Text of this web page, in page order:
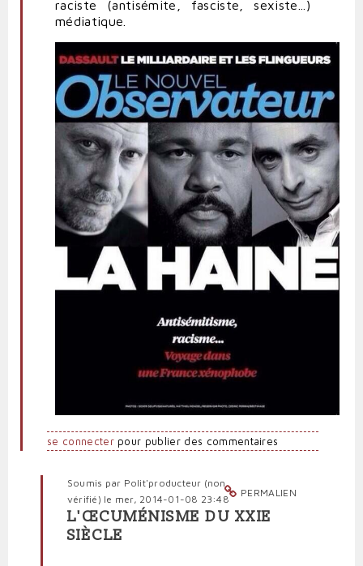
raciste (antisémite, fasciste, sexiste...)
médiatique.
se connecterpour publier des commentaires
PERMALIEN
Soumis par Polit'producteur (non
vérifié) le mer, 2014-01-08 23:48
En
réponse
L'ŒCUMÉNISME DU XXIE
SIÈCLE